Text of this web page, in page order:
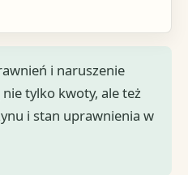
i naruszenie
tylko kwoty, ale też
i stan uprawnienia w